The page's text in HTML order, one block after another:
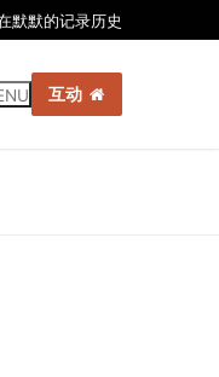
默默的记录历史
互动